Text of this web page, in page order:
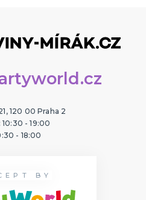
120 00 Praha 2
10:30 - 19:00
- 18:00
BY